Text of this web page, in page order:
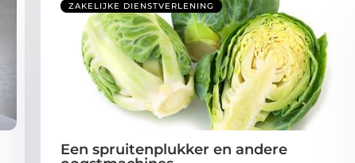
ZAKELIJKE DIENSTVERLENING
Een spruitenplukker en andere